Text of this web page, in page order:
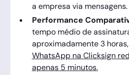
a empresa via mensagens.
Performance
tempo médio de
aproximadamente 3
WhatsApp na Clicksign
apenas 5 minutos.